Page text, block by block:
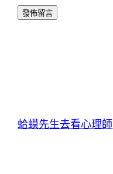
蛤蟆先生去看心理師